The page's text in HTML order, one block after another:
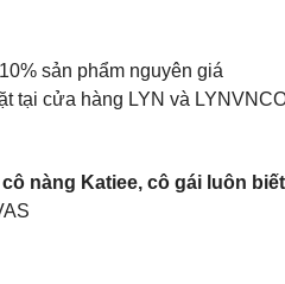
sản phẩm nguyên giá
tại cửa hàng LYN và
nàng Katiee, cô gái luôn